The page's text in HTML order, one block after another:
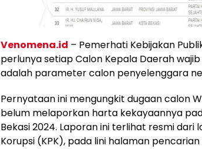
Venomena.id – Pemerhati Kebijakan
perlunya setiap Calon Kepala Daerah
adalah parameter calon penyelenggara
Pernyataan ini mengungkit dugaan calon
belum melaporkan harta kekayaannya
Bekasi 2024. Laporan ini terlihat resmi
Korupsi (KPK), pada lini halaman